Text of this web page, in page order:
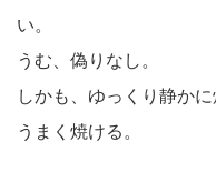
い。
うむ、偽りなし。
しかも、ゆっくり静か
うまく焼ける。